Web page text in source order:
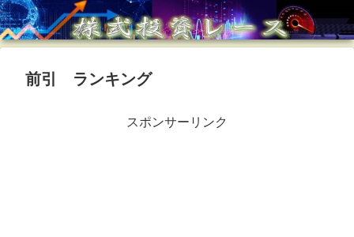
前引 ランキング
スポンサーリンク